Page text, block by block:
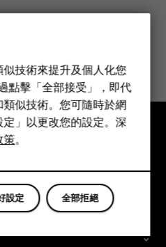
技術來提升及個人化您
點擊「全部接受」，即代
似技術。您可隨時於網
」以更改您的設定。深
策。
全部拒絕
設定